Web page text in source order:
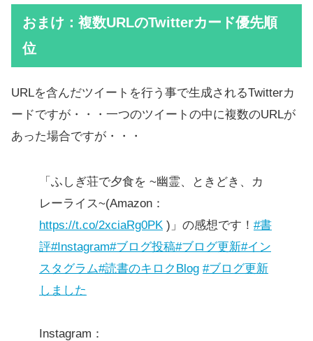
おまけ：複数URLのTwitterカード優先順
位
URLを含んだツイートを行う事で生成されるTwitterカ
ードですが・・・一つのツイートの中に複数のURLが
あった場合ですが・・・
「ふしぎ荘で夕食を ~幽霊、ときどき、カ
レーライス~(Amazon：
https://t.co/2xciaRg0PK )」の感想です！ #書
評#Instagram#ブログ投稿#ブログ更新#イン
スタグラム#読書のキロクBlog #ブログ更新
しました
Instagram：